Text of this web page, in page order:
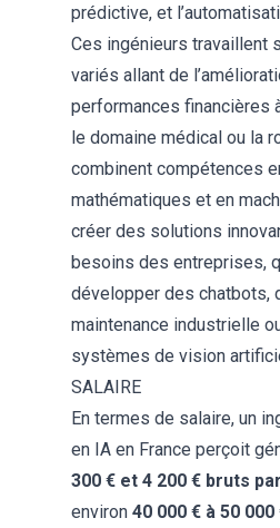
prédictive, et
Ces ingénieurs travaillent
variés allant de
performances financières
le domaine médical ou la
combinent compétences
mathématiques et en
créer des solutions
besoins des entreprises,
développer des chatbots,
maintenance industrielle
systèmes de vision
SALAIRE
En termes de salaire, un
en IA en France perçoit
300 € et 4 200 € bruts
environ 40 000 € à 50